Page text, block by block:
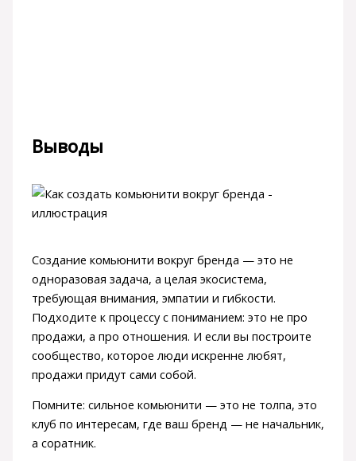
Выводы
Создание комьюнити вокруг бренда — это не
одноразовая задача, а целая экосистема,
требующая внимания, эмпатии и гибкости.
Подходите к процессу с пониманием: это не про
продажи, а про отношения. И если вы построите
сообщество, которое люди искренне любят,
продажи придут сами собой.
Помните: сильное комьюнити — это не толпа, это
клуб по интересам, где ваш бренд — не начальник,
а соратник.